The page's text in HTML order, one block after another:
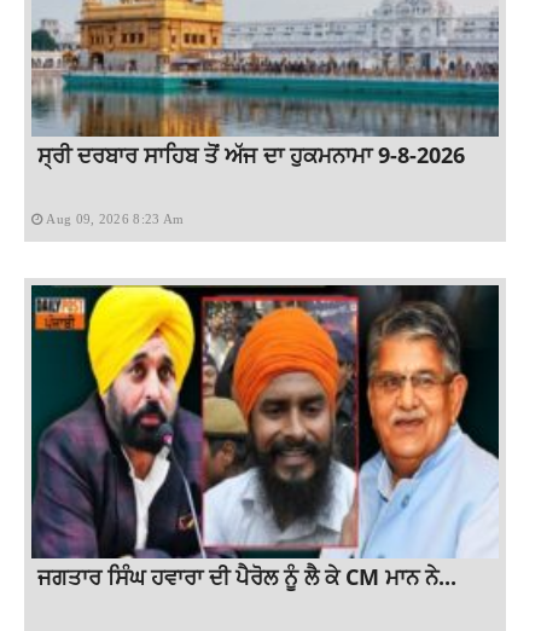
ਸ੍ਰੀ ਦਰਬਾਰ ਸਾਹਿਬ ਤੋਂ ਅੱਜ ਦਾ ਹੁਕਮਨਾਮਾ 9-8-2026
Aug 09, 2026 8:23 Am
ਜਗਤਾਰ ਸਿੰਘ ਹਵਾਰਾ ਦੀ ਪੈਰੋਲ ਨੂੰ ਲੈ ਕੇ CM ਮਾਨ ਨੇ...